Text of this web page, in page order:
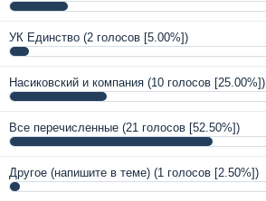
УК Единство (2 голосов [5.00%])
Насиковский и компания (10 голосов [25.00%])
Все перечисленные (21 голосов [52.50%])
Другое (напишите в теме) (1 голосов [2.50%])